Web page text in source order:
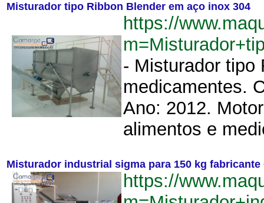
Misturador tipo Ribbon Blender em aço inox 304
https://
- Misturador tipo
medicamentes.
Ano: 2012.
alimentos e
Misturador industrial sigma para 150 kg fabricante
https://